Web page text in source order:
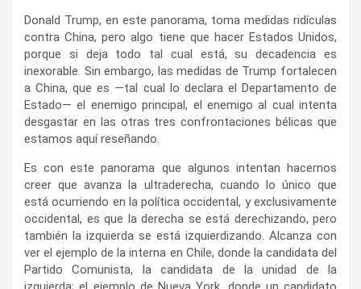
Donald Trump, en este panorama, toma medidas ridículas
contra China, pero algo tiene que hacer Estados Unidos,
porque si deja todo tal cual está, su decadencia es
inexorable. Sin embargo, las medidas de Trump fortalecen
a China, que es —tal cual lo declara el Departamento de
Estado— el enemigo principal, el enemigo al cual intenta
desgastar en las otras tres confrontaciones bélicas que
estamos aquí reseñando.
Es con este panorama que algunos intentan hacernos
creer que avanza la ultraderecha, cuando lo único que
está ocurriendo en la política occidental, y exclusivamente
occidental, es que la derecha se está derechizando, pero
también la izquierda se está izquierdizando. Alcanza con
ver el ejemplo de la interna en Chile, donde la candidata del
Partido Comunista, la candidata de la unidad de la